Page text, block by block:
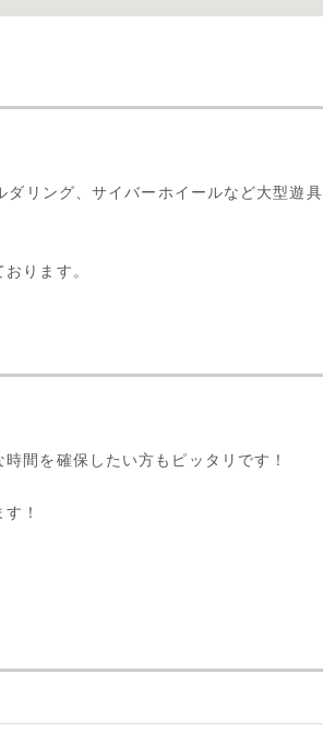
リング、サイバーホイールなど大型遊具
ります。
間を確保したい方もピッタリです！
！